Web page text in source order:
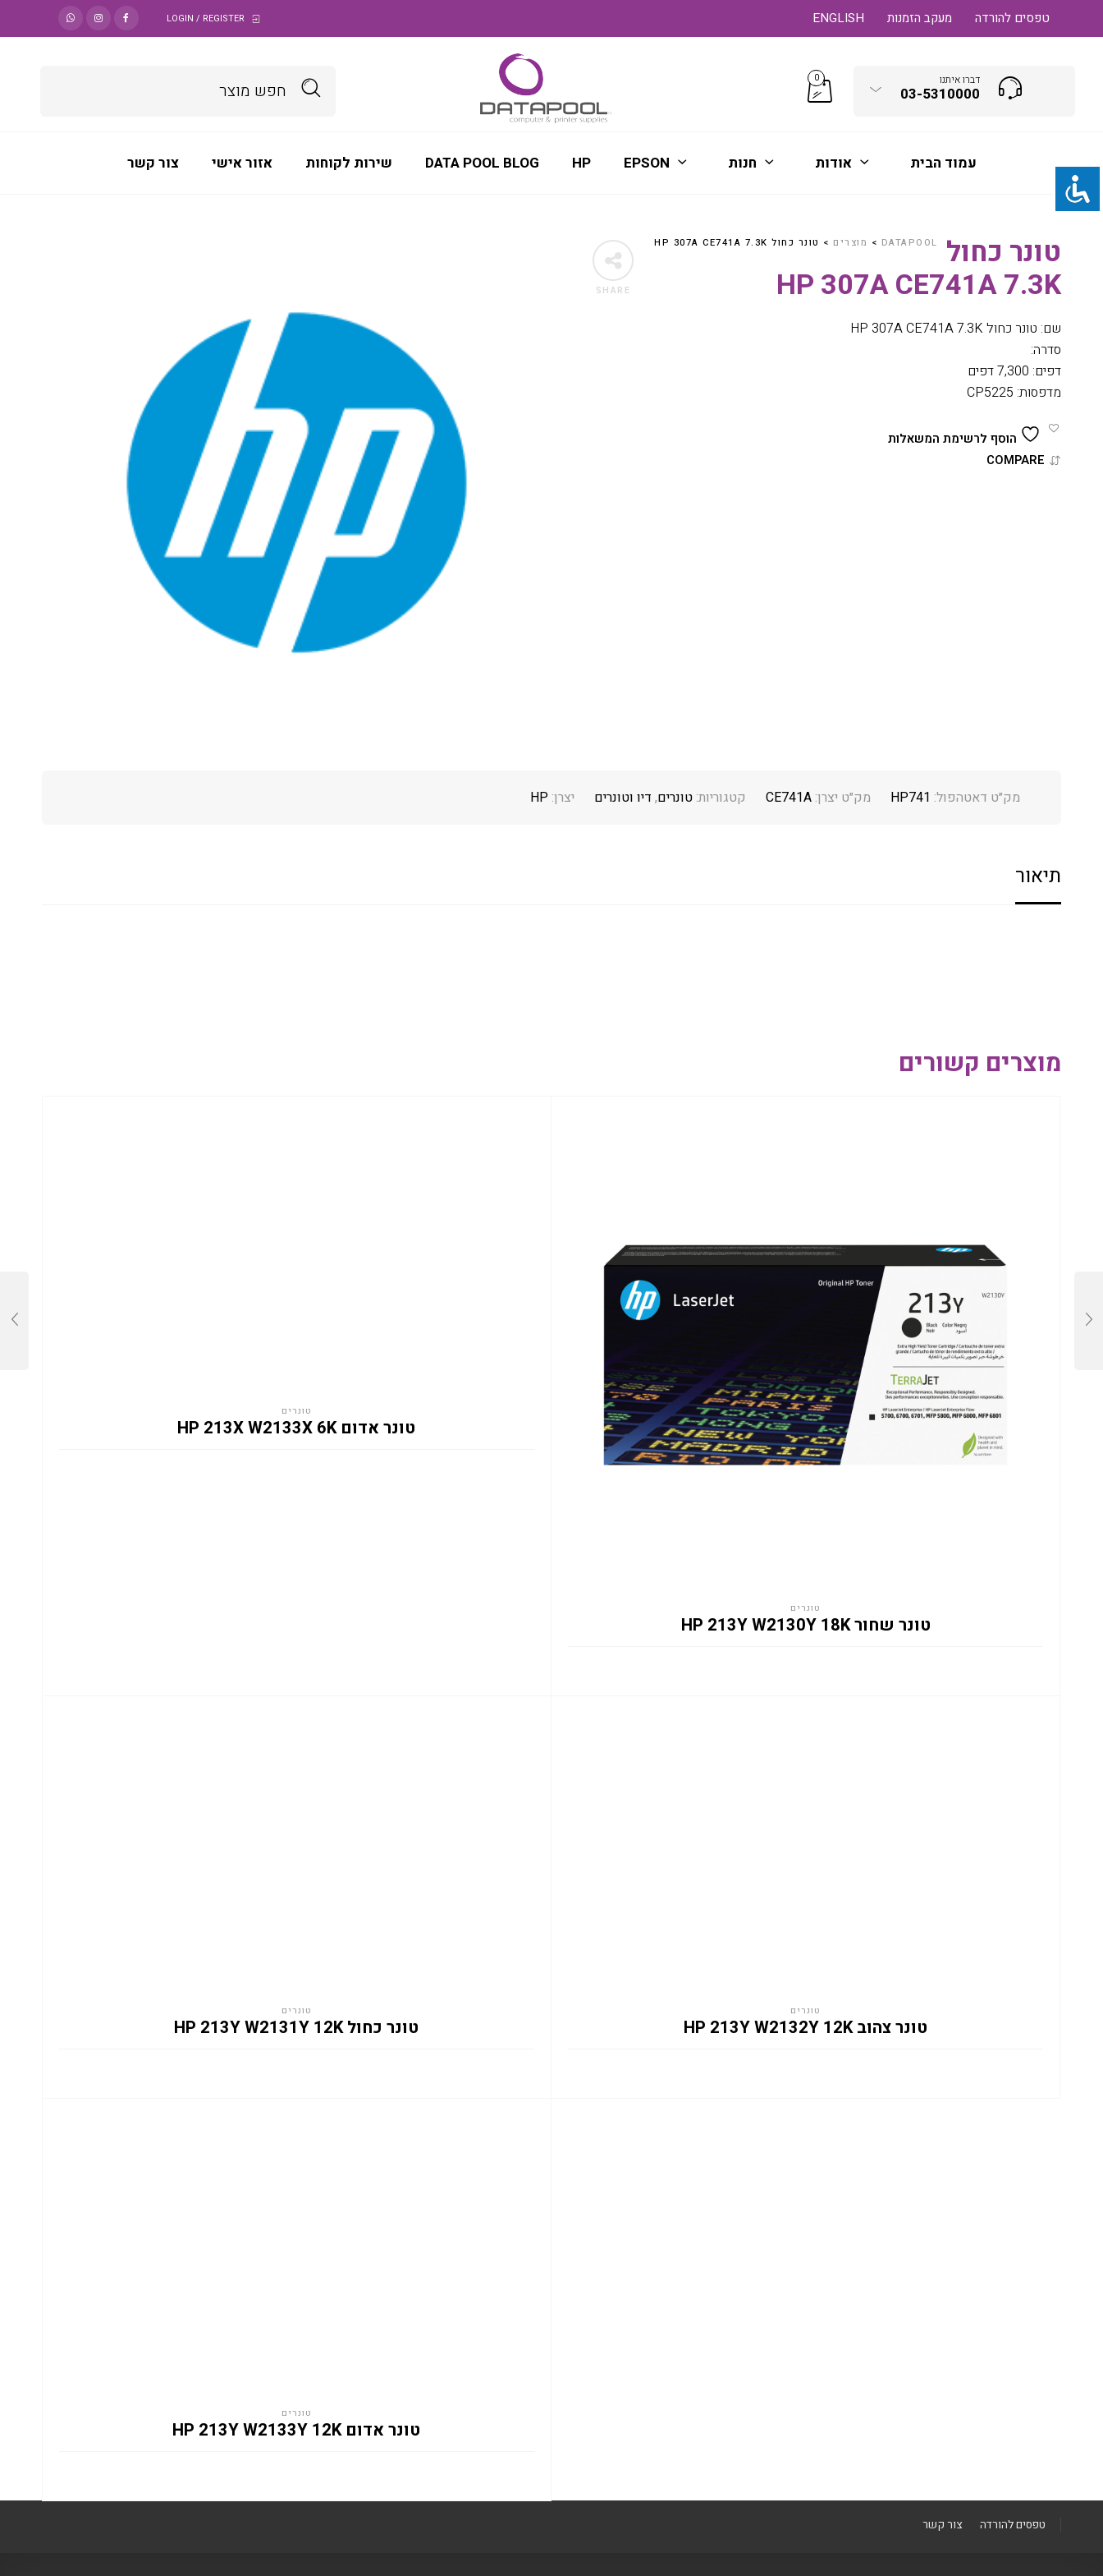
ENGLISH מעקב הזמנות טפסים להורדה LOGIN / REGISTER
דברו איתנו
03-5310000
0
עמוד הבית אודות חנות EPSON
HP
DATA POOL BLOG שירות לקוחות אזור אישי צור קשר
SHARE
DATAPOOL
> מוצרים > טונר כחול HP 307A CE741A 7.3K
טונר כחול
HP 307A CE741A 7.3K
שם: טונר כחול HP 307A CE741A 7.3K
סדרה:
דפים: 7,300 דפים
מדפסות: CP5225
הוסף לרשימת המשאלות
COMPARE
מק״ט דאטהפול: HP741 מק״ט יצרן: CE741A קטגוריות: טונרים, דיו וטונרים יצרן: HP
תיאור
מוצרים קשורים
טונרים
טונר אדום HP 213X W2133X 6K
טונרים
טונר שחור HP 213Y W2130Y 18K
טונרים
טונר כחול HP 213Y W2131Y 12K
טונרים
טונר צהוב HP 213Y W2132Y 12K
טונרים
טונר אדום HP 213Y W2133Y 12K
טפסים להורדה צור קשר